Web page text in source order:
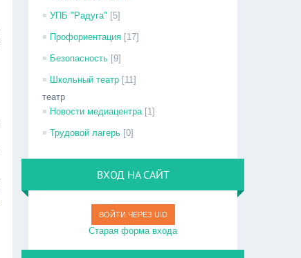
УПБ "Радуга" [5]
Профориентация [17]
Безопасность [9]
Школьный театр [11]
театр
Новости медиацентра [1]
Трудовой лагерь [0]
ВХОД НА САЙТ
ВОЙТИ ЧЕРЕЗ UID
Старая форма входа